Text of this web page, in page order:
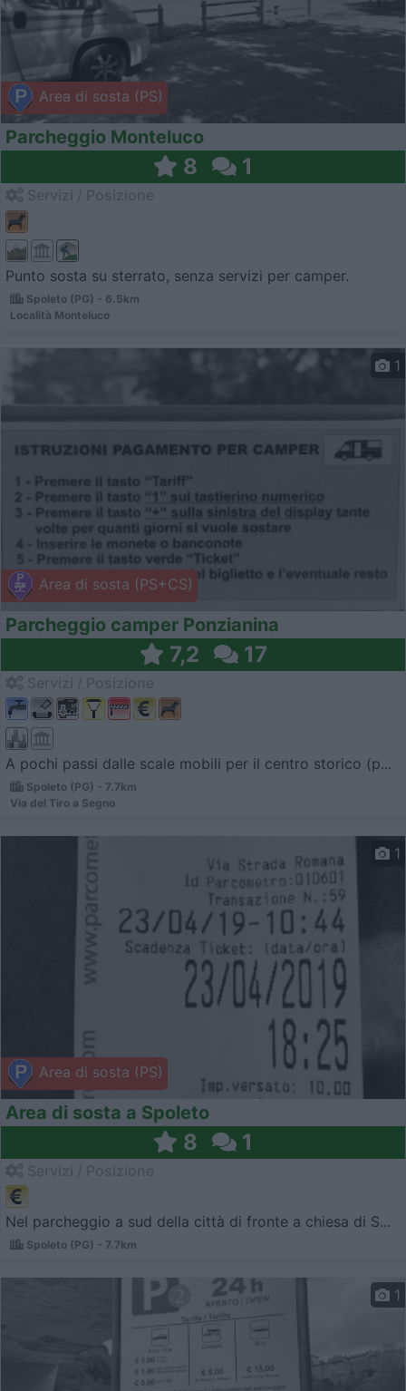
Area di sosta (PS)
Parcheggio Monteluco
8 1
Punto sosta su sterrato, senza servizi per camper.
Spoleto (PG) - 6.5km
Località Monteluco
Area di sosta (PS+CS)
1
Parcheggio camper Ponzianina
7,2 17
A pochi passi dalle scale mobili per il centro storico (p...
Spoleto (PG) - 7.7km
Via del Tiro a Segno
Area di sosta (PS)
1
Area di sosta a Spoleto
8 1
Nel parcheggio a sud della città di fronte a chiesa di S...
Spoleto (PG) - 7.7km
1